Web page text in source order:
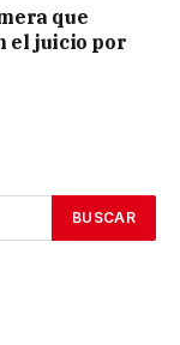
que
el juicio por